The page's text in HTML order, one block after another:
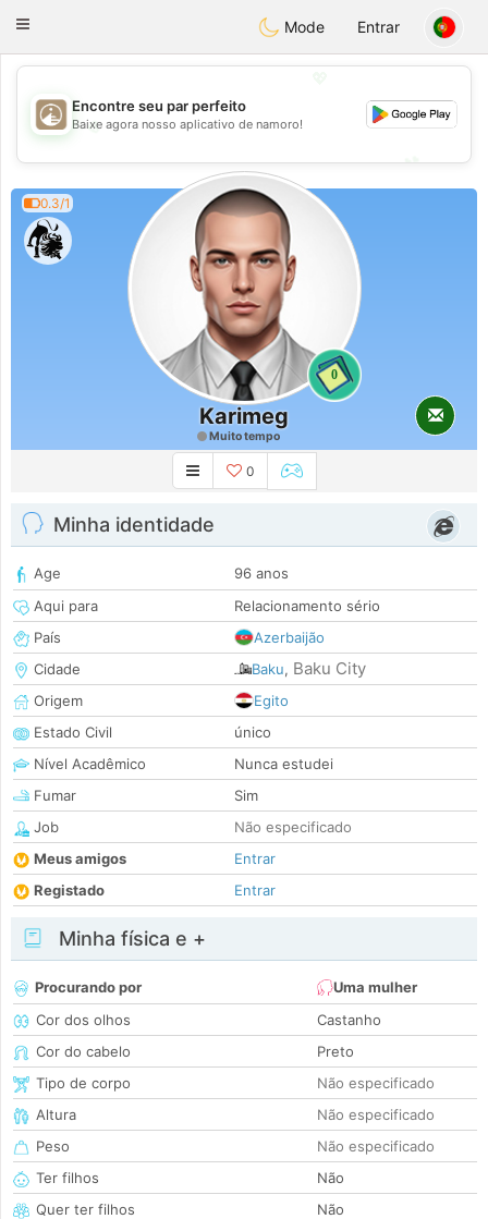
ahebik
Toggle
Mode Entrar
💖
💕
💕
Encontre seu par perfeito
Baixe agora nosso aplicativo de namoro!
0.3/1
0
Karimeg
Muito tempo
0
Minha identidade
Age
96 anos
Aqui para
Relacionamento sério
País
Azerbaijão
Cidade
Baku, Baku City
Origem
Egito
Estado Civil
único
Nível Acadêmico
Nunca estudei
Fumar
Sim
Job
Não especificado
Meus amigos
Entrar
Registado
Entrar
Minha física e +
Procurando por
Uma mulher
Cor dos olhos
Castanho
Cor do cabelo
Preto
Tipo de corpo
Não especificado
Altura
Não especificado
Peso
Não especificado
Ter filhos
Não
Quer ter filhos
Não